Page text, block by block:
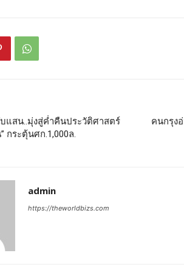
แสน..มุ่งสู่ค่ำคืนประวัติศาสตร์
กระตุ้นศก.1,000ล.
คนกรุง
admin
https://theworldbizs.com